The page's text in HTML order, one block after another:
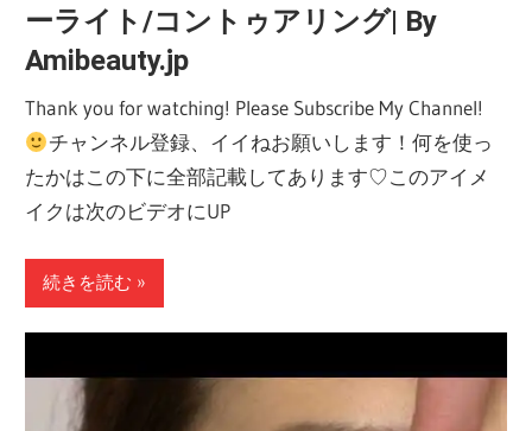
ーライト/コントゥアリング| By
Amibeauty.jp
Thank you for watching! Please Subscribe My Channel!
チャンネル登録、イイねお願いします！何を使っ
たかはこの下に全部記載してあります♡このアイメ
イクは次のビデオにUP
続きを読む